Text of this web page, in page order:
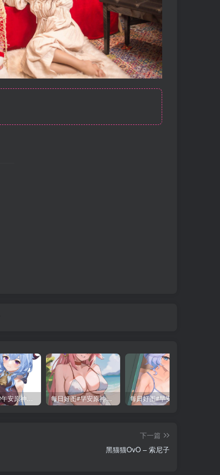
每日好图#午安原神【221014】 每日好图#早安原神【230724】
下一篇
黑猫猫OvO – 索尼子